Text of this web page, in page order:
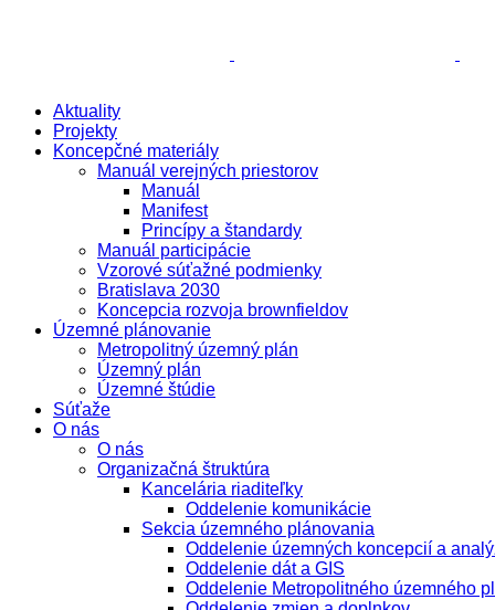
Aktuality
Projekty
Koncepčné materiály
Manuál verejných priestorov
Manuál
Manifest
Princípy a štandardy
Manuál participácie
Vzorové súťažné podmienky
Bratislava 2030
Koncepcia rozvoja brownfieldov
Územné plánovanie
Metropolitný územný plán
Územný plán
Územné štúdie
Súťaže
O nás
O nás
Organizačná štruktúra
Kancelária riaditeľky
Oddelenie komunikácie
Sekcia územného plánovania
Oddelenie územných koncepcií a
Oddelenie dát a GIS
Oddelenie Metropolitného územného